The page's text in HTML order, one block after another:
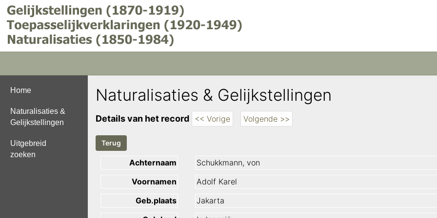
Home
Naturalisaties &
Gelijkstellingen
Uitgebreid
zoeken
Naturalisaties & Gelijkstellingen
Details van het record << Vorige Volgende >>
Achternaam
Schukkmann, von
Voornamen
Adolf Karel
Geb.plaats
Jakarta